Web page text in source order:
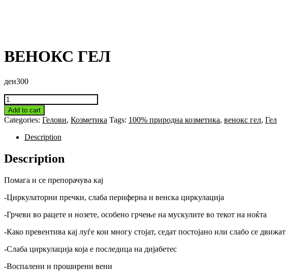
ВЕНОКС ГЕЛ
ден300
ВЕНОКС
ГЕЛ
quantity
Add to cart
Categories: Гелови, Козметика Tags: 100% природна козметика, венокс гел, Гел
Description
Description
Помага и се препорачува кај
-Циркулаторни пречки, слаба периферна и венска циркулација
-Грчеви во рацете и нозете, особено грчење на мускулите во текот на ноќта
-Како превентива кај луѓе кои многу стојат, седат постојано или слабо се движат
-Слаба циркулација која е последица на дијабетес
-Воспалени и проширени вени